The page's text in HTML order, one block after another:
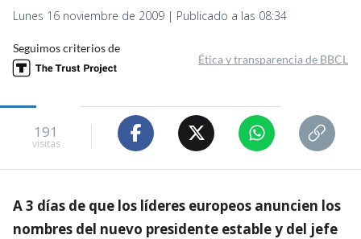
Lunes 16 noviembre de 2009 | Publicado a las 08:34
Seguimos criterios de
Ética y transparencia de BBCL
191
visitas
A 3 días de que los líderes europeos anuncien los
nombres del nuevo presidente estable y del jefe